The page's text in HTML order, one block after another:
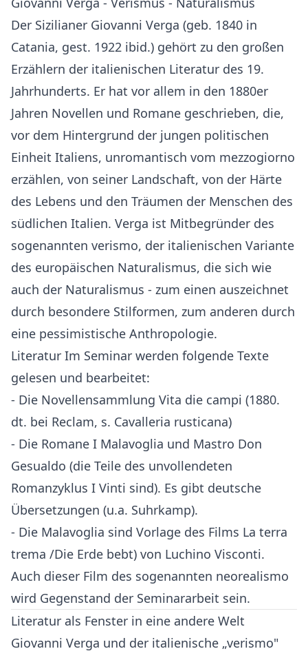
Der Sizilianer Giovanni Verga (geb. 1840 in
Catania, gest. 1922 ibid.) gehört zu den großen
Erzählern der italienischen Literatur des 19.
Jahrhunderts. Er hat vor allem in den 1880er
Jahren Novellen und Romane geschrieben, die,
vor dem Hintergrund der jungen politischen
Einheit Italiens, unromantisch vom mezzogiorno
erzählen, von seiner Landschaft, von der Härte
des Lebens und den Träumen der Menschen des
südlichen Italien. Verga ist Mitbegründer des
sogenannten verismo, der italienischen Variante
des europäischen Naturalismus, die sich wie
auch der Naturalismus - zum einen auszeichnet
durch besondere Stilformen, zum anderen durch
eine pessimistische Anthropologie.
Literatur Im Seminar werden folgende Texte
gelesen und bearbeitet:
- Die Novellensammlung Vita die campi (1880.
dt. bei Reclam, s. Cavalleria rusticana)
- Die Romane I Malavoglia und Mastro Don
Gesualdo (die Teile des unvollendeten
Romanzyklus I Vinti sind). Es gibt deutsche
Übersetzungen (u.a. Suhrkamp).
- Die Malavoglia sind Vorlage des Films La terra
trema /Die Erde bebt) von Luchino Visconti.
Auch dieser Film des sogenannten neorealismo
wird Gegenstand der Seminararbeit sein.
Literatur als Fenster in eine andere Welt
Giovanni Verga und der italienische „verismo"